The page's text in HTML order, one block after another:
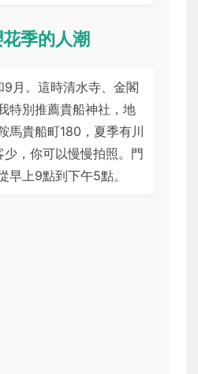
季的人潮
月。這時清水寺、金閣
特別推薦貴船神社，地
馬貴船町180，夏季有川
，你可以慢慢拍照。門
早上9點到下午5點。